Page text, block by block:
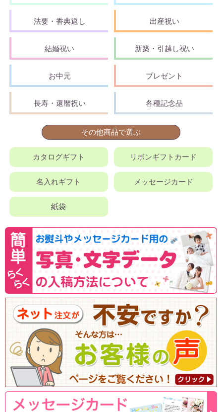
法要・香典返し 出産祝い
結婚祝い 新築・引越し祝い
お中元 プレゼント
長寿・還暦祝い 各種記念品
その他商品で選ぶ
カタログギフト リボンギフトカード
名入れギフト メッセージカード
紙袋